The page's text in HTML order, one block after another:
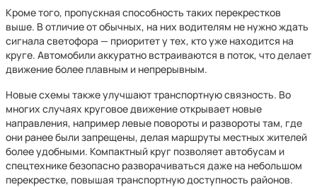
Кроме того, пропускная способность таких перекрестков
выше. В отличие от обычных, на них водителям не нужно ждать
сигнала светофора — приоритет у тех, кто уже находится на
круге. Автомобили аккуратно встраиваются в поток, что делает
движение более плавным и непрерывным.
Новые схемы также улучшают транспортную связность. Во
многих случаях круговое движение открывает новые
направления, например левые повороты и развороты там, где
они ранее были запрещены, делая маршруты местных жителей
более удобными. Компактный круг позволяет автобусам и
спецтехнике безопасно разворачиваться даже на небольшом
перекрестке, повышая транспортную доступность районов.